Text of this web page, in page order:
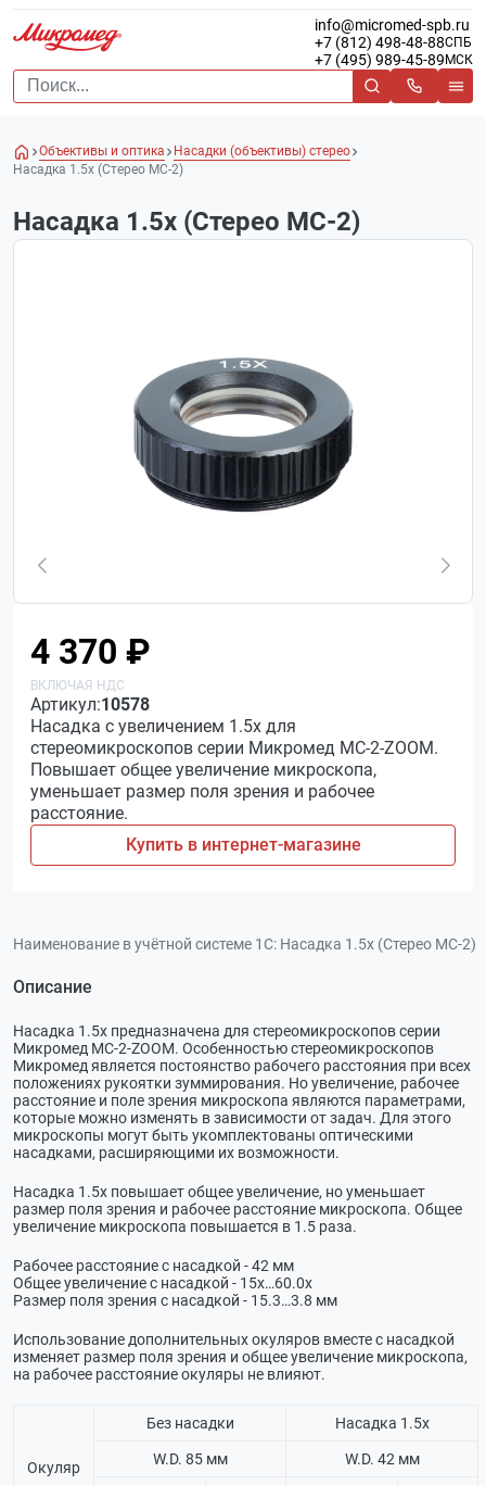
info@micromed-spb.ru
+7 (812) 498-48-88СПБ
+7 (495) 989-45-89 МСК
Объективы и оптика
Насадки (объективы) стерео
Насадка 1.5х (Стерео МС-2)
Насадка 1.5х (Стерео МС-2)
4 370 ₽
Артикул:10578
Насадка с увеличением 1.5х для
стереомикроскопов серии Микромед МС-2-ZOOM.
Повышает общее увеличение микроскопа,
уменьшает размер поля зрения и рабочее
расстояние.
Купить в интернет-магазине
Наименование в учётной системе 1С: Насадка 1.5х (Стерео МС-2)
Описание
Насадка 1.5х предназначена для стереомикроскопов серии
Микромед МС-2-ZOOM. Особенностью стереомикроскопов
Микромед является постоянство рабочего расстояния при всех
положениях рукоятки зуммирования. Но увеличение, рабочее
расстояние и поле зрения микроскопа являются параметрами,
которые можно изменять в зависимости от задач. Для этого
микроскопы могут быть укомплектованы оптическими
насадками, расширяющими их возможности.
Насадка 1.5х повышает общее увеличение, но уменьшает
размер поля зрения и рабочее расстояние микроскопа. Общее
увеличение микроскопа повышается в 1.5 раза.
Рабочее расстояние с насадкой - 42 мм
Общее увеличение с насадкой - 15х…60.0х
Размер поля зрения с насадкой - 15.3…3.8 мм
Использование дополнительных окуляров вместе с насадкой
изменяет размер поля зрения и общее увеличение микроскопа,
на рабочее расстояние окуляры не влияют.
Окуляр
Без насадки Насадка 1.5х
W.D. 85 мм W.D. 42 мм